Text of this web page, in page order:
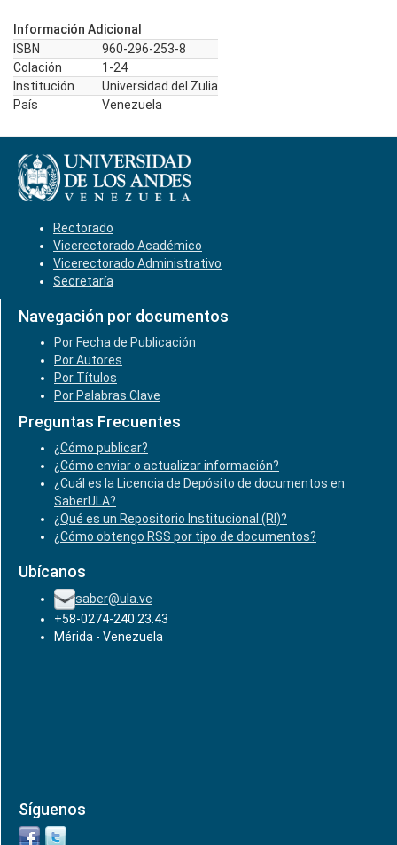
Información Adicional
ISBN
960-296-253-8
Colación
1-24
Institución
Universidad del Zulia
País
Venezuela
Rectorado
Vicerectorado Académico
Vicerectorado Administrativo
Secretaría
Navegación por documentos
Por Fecha de Publicación
Por Autores
Por Títulos
Por Palabras Clave
Preguntas Frecuentes
¿Cómo publicar?
¿Cómo enviar o actualizar información?
¿Cuál es la Licencia de Depósito de documentos en
SaberULA?
¿Qué es un Repositorio Institucional (RI)?
¿Cómo obtengo RSS por tipo de documentos?
Ubícanos
saber@ula.ve
+58-0274-240.23.43
Mérida - Venezuela
Síguenos